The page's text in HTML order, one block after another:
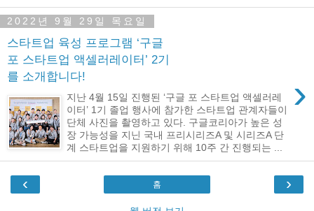
2022년 9월 29일 목요일
스타트업 육성 프로그램 ‘구글
포 스타트업 액셀러레이터’ 2기
를 소개합니다!
›
지난 4월 15일 진행된 ‘구글 포 스타트업 액셀러레
이터’ 1기 졸업 행사에 참가한 스타트업 관계자들이
단체 사진을 촬영하고 있다. 구글코리아가 높은 성
장 가능성을 지닌 국내 프리시리즈A 및 시리즈A 단
계 스타트업을 지원하기 위해 10주 간 진행되는 ...
‹ ›
홈